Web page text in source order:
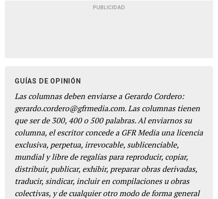
PUBLICIDAD
GUÍAS DE OPINIÓN
Las columnas deben enviarse a Gerardo Cordero:
gerardo.cordero@gfrmedia.com. Las columnas tienen
que ser de 300, 400 o 500 palabras. Al enviarnos su
columna, el escritor concede a GFR Media una licencia
exclusiva, perpetua, irrevocable, sublicenciable,
mundial y libre de regalías para reproducir, copiar,
distribuir, publicar, exhibir, preparar obras derivadas,
traducir, sindicar, incluir en compilaciones u obras
colectivas, y de cualquier otro modo de forma general